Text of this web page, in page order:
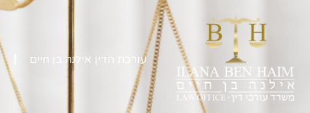
עורכת הדין אילנה בן חיים